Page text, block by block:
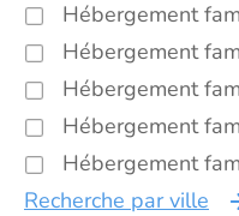
Hébergement
Hébergement
Hébergement
Hébergement
Hébergement
Recherche par ville